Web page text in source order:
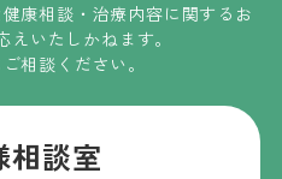
康相談・治療内容に関するお
えいたしかねます。
相談ください。
相談室